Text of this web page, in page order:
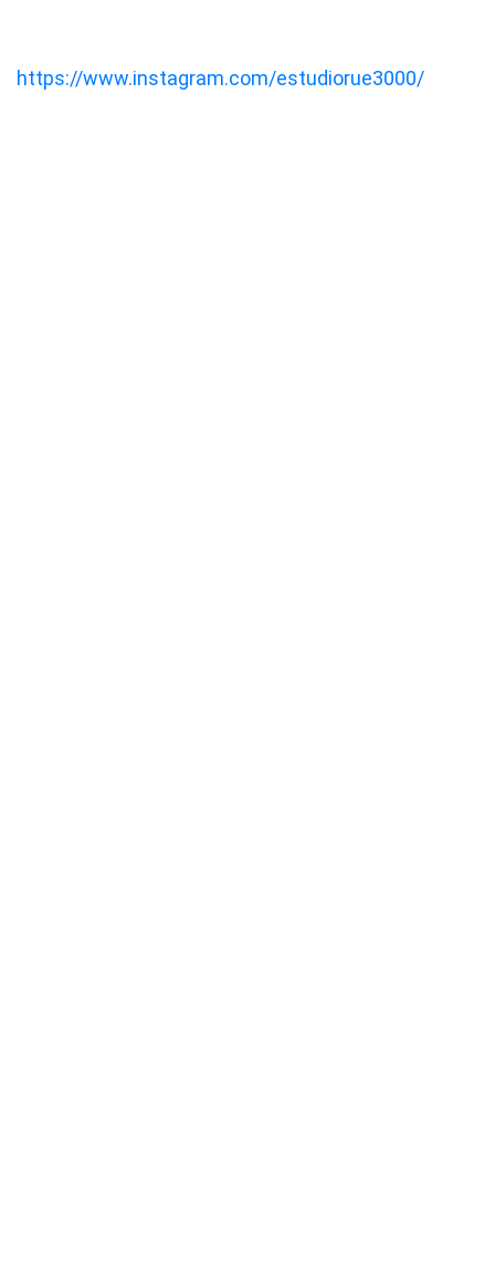
https://www.instagram.com/estudiorue3000/